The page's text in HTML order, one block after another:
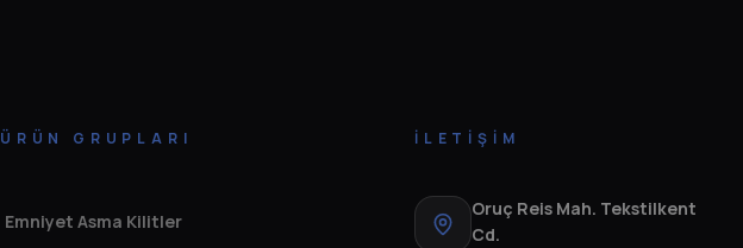
ÜRÜN GRUPLARI
Emniyet Asma Kilitler
İLETIŞIM
Oruç Reis Mah. Tekstilkent
Cd.